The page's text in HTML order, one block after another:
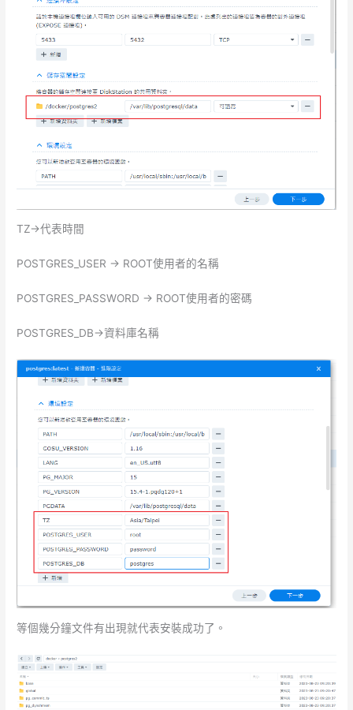
TZ->代表時間
POSTGRES_USER -> ROOT使用者的名稱
POSTGRES_PASSWORD -> ROOT使用者的密碼
POSTGRES_DB->資料庫名稱
等個幾分鐘文件有出現就代表安裝成功了。